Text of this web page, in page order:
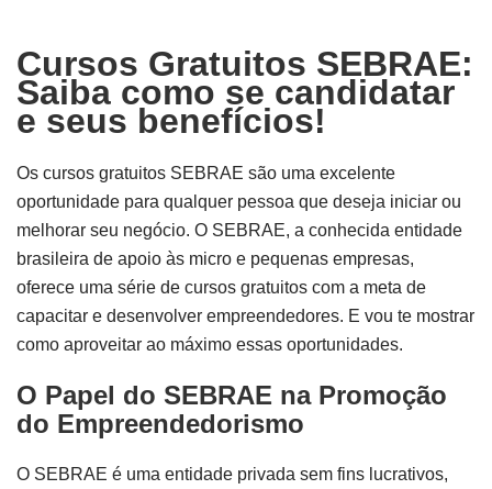
Cursos Gratuitos SEBRAE:
Saiba como se candidatar
e seus benefícios!
Os cursos gratuitos SEBRAE são uma excelente
oportunidade para qualquer pessoa que deseja iniciar ou
melhorar seu negócio. O SEBRAE, a conhecida entidade
brasileira de apoio às micro e pequenas empresas,
oferece uma série de cursos gratuitos com a meta de
capacitar e desenvolver empreendedores. E vou te mostrar
como aproveitar ao máximo essas oportunidades.
O Papel do SEBRAE na Promoção
do Empreendedorismo
O SEBRAE é uma entidade privada sem fins lucrativos,